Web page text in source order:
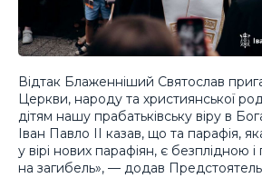
Відтак Блаженніший Святослав
Церкви, народу та християнської
дітям нашу прабатьківську віру в
Іван Павло II казав, що та парафія,
у вірі нових парафіян, є безплідною
на загибель», — додав